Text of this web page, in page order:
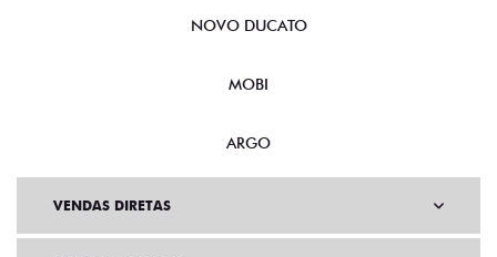
NOVO DUCATO
MOBI
ARGO
VENDAS DIRETAS